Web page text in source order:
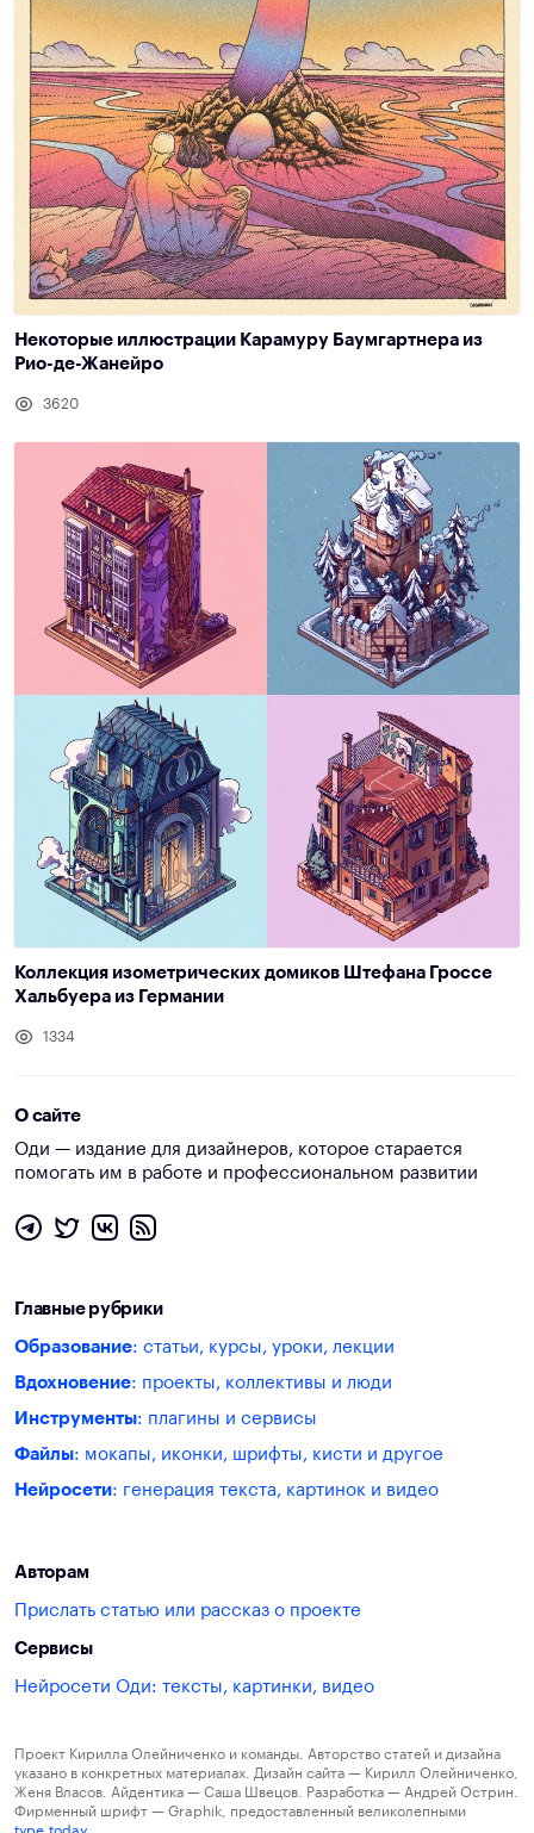
Некоторые иллюстрации Карамуру Баумгартнера из
Рио-де-Жанейро
3620
Коллекция изометрических домиков Штефана Гроссе
Хальбуера из Германии
1334
О сайте
Оди — издание для дизайнеров, которое старается
помогать им в работе и профессиональном развитии
Главные рубрики
Образование: статьи, курсы, уроки, лекции
Вдохновение: проекты, коллективы и люди
Инструменты: плагины и сервисы
Файлы: мокапы, иконки, шрифты, кисти и другое
Нейросети: генерация текста, картинок и видео
Авторам
Прислать статью или рассказ о проекте
Сервисы
Нейросети Оди: тексты, картинки, видео
Проект Кирилла Олейниченко и команды. Авторство статей и дизайна
указано в конкретных материалах. Дизайн сайта — Кирилл Олейниченко,
Женя Власов. Айдентика — Саша Швецов. Разработка — Андрей Острин.
Фирменный шрифт — Graphik, предоставленный великолепными